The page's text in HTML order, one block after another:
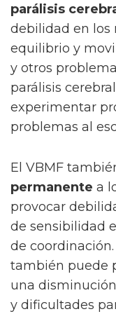
parálisis
debilidad en los
equilibrio y
y otros
parálisis
experimentar
problemas al
El VBMF
permanente a
provocar
de sensibilidad
de
también puede
una
y dificultades